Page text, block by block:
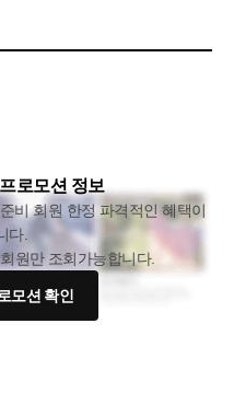
로모션 정보
비 회원 한정 파격적인 혜택이
다.
원만 조회가능합니다.
모션 확인